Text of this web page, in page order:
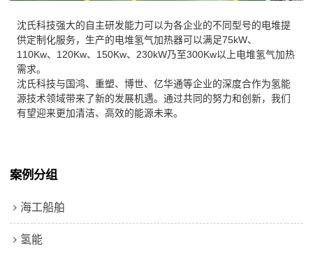
沈氏科技强大的自主研发能力可以为各企业的不同型号的电堆提
供定制化服务，生产的电堆氢气加热器可以满足75kW、
110Kw、120Kw、150Kw、230kW乃至300Kw以上电堆氢气加热
需求。
沈氏科技与国鸿、重塑、博世、亿华通等企业的深度合作为氢能
源技术领域带来了新的发展机遇。通过共同的努力和创新，我们
有望迎来更加清洁、高效的能源未来。
案例分组
海工船舶
氢能